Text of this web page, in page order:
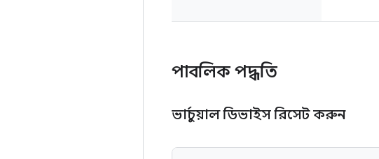
পাবলিক পদ্ধতি
ভার্চুয়াল ডিভাইস রিসেট করুন